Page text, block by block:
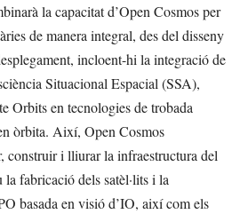
la capacitat d’Open Cosmos per
de manera integral, des del disseny
incloent-hi la integració de
Situacional Espacial (SSA),
Orbits en tecnologies de trobada
òrbita. Així, Open Cosmos
construir i lliurar la infraestructura del
fabricació dels satèl·lits i la
basada en visió d’IO, així com els